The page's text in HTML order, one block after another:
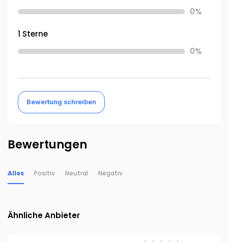
0%
1 Sterne
0%
Bewertung schreiben
Bewertungen
Alles Positiv Neutral Negativ
Ähnliche Anbieter